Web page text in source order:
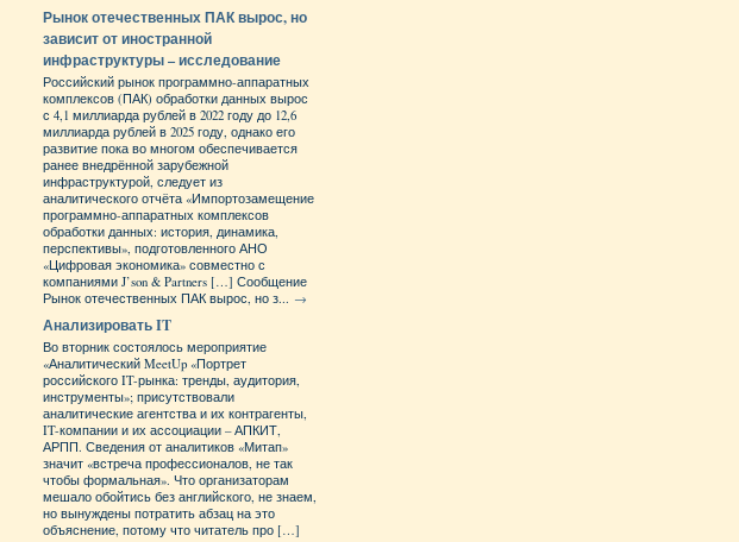
Рынок отечественных ПАК вырос, но
зависит от иностранной
инфраструктуры – исследование
Российский рынок программно-аппаратных
комплексов (ПАК) обработки данных вырос
с 4,1 миллиарда рублей в 2022 году до 12,6
миллиарда рублей в 2025 году, однако его
развитие пока во многом обеспечивается
ранее внедрённой зарубежной
инфраструктурой, следует из
аналитического отчёта «Импортозамещение
программно-аппаратных комплексов
обработки данных: история, динамика,
перспективы», подготовленного АНО
«Цифровая экономика» совместно с
компаниями J’son & Partners […] Сообщение
Рынок отечественных ПАК вырос, но з... →
Анализировать IT
Во вторник состоялось мероприятие
«Аналитический MeetUp «Портрет
российского IT-рынка: тренды, аудитория,
инструменты»; присутствовали
аналитические агентства и их контрагенты,
IT-компании и их ассоциации – АПКИТ,
АРПП. Сведения от аналитиков «Митап»
значит «встреча профессионалов, не так
чтобы формальная». Что организаторам
мешало обойтись без английского, не знаем,
но вынуждены потратить абзац на это
объяснение, потому что читатель про […]